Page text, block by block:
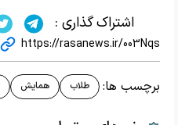
اشتراک گذاری :
https://rasanews.ir/003Nqs
برچسب ها: طلاب همایش‌